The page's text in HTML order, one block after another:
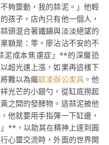
夠靈動，我的蒜泥。」他輕
孩子。店內只有他一個人，
頭混合著鐵鏽與淡淡絕望的
額是：零。廖沾沾不安的不
泥成本焦慮症」**的深層恐
超光速上漲，如果再這樣下
難以為繼歐凌辦公家具。他
光芒的小銀勺，從缸底撈起
之間的發酵物。這蒜泥被他
他就要用手指彈一下缸邊，
**，以助其在精神上達到圓
心靈交流時，外面的世界開